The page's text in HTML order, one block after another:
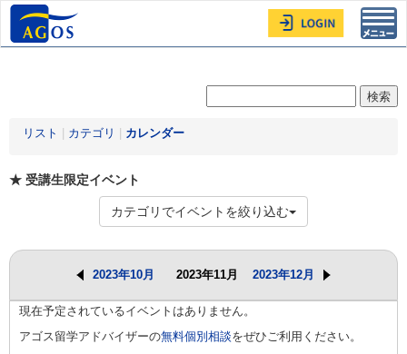
リスト カテゴリ カレンダー
★ 受講生限定イベント
カテゴリでイベントを絞り込む
2023年10月 2023年11月 2023年12月
現在予定されているイベントはありません。
アゴス留学アドバイザーの無料個別相談をぜひご利用ください。